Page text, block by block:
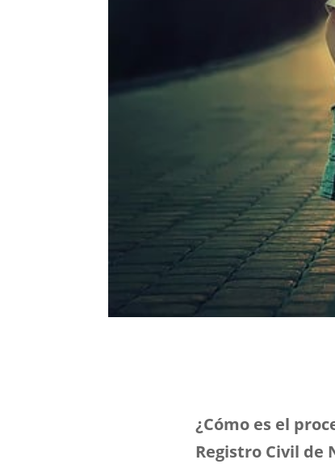
¿Cómo es el
Registro Civil de